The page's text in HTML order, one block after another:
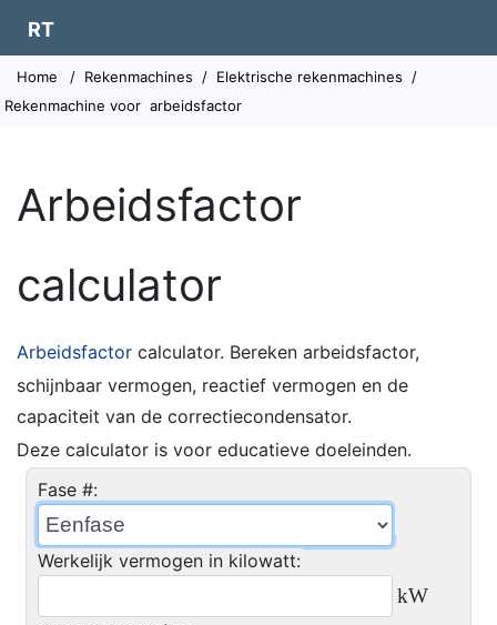
RT
Home / Rekenmachines / Elektrische rekenmachines
/
Rekenmachine voor arbeidsfactor
Arbeidsfactor
calculator
Arbeidsfactor calculator. Bereken arbeidsfactor,
schijnbaar vermogen, reactief vermogen en de
capaciteit van de correctiecondensator.
Deze calculator is voor educatieve doeleinden.
Fase #:
Werkelijk vermogen in kilowatt:
kW